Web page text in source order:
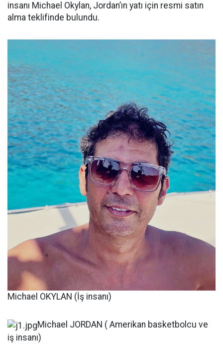
insanı Michael Okylan, Jordan’ın yatı için resmi satın
alma teklifinde bulundu.
Michael OKYLAN (İş insanı)
Michael JORDAN ( Amerikan basketbolcu ve
iş insanı)